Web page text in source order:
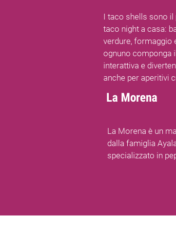
I taco shells sono il
taco night a casa:
verdure, formaggio
ognuno componga
interattiva e
anche per aperitivi
La Morena
La Morena è un
dalla famiglia
specializzato in